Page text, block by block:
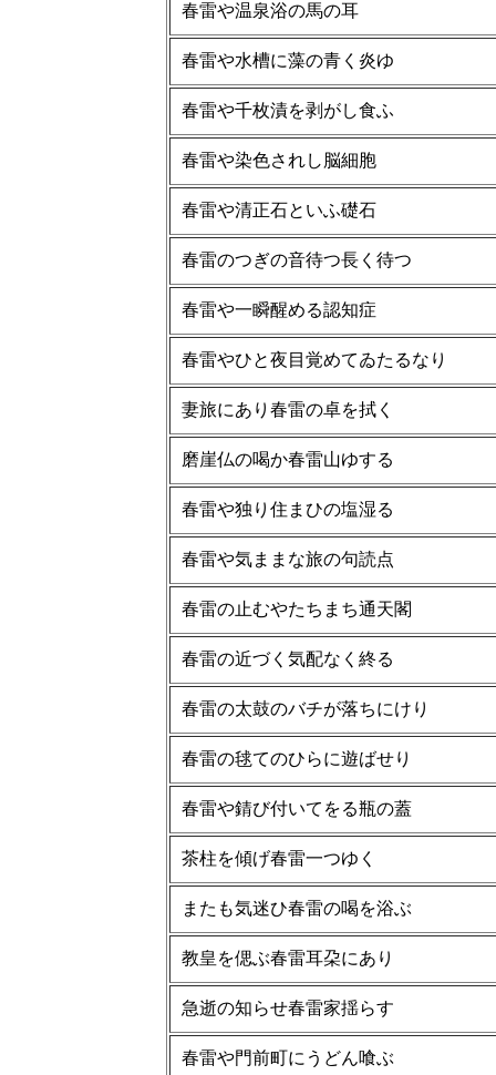
春雷や温泉浴の馬の耳
春雷や水槽に藻の青く炎ゆ
春雷や千枚漬を剥がし食ふ
春雷や染色されし脳細胞
春雷や清正石といふ礎石
春雷のつぎの音待つ長く待つ
春雷や一瞬醒める認知症
春雷やひと夜目覚めてゐたるなり
妻旅にあり春雷の卓を拭く
磨崖仏の喝か春雷山ゆする
春雷や独り住まひの塩湿る
春雷や気ままな旅の句読点
春雷の止むやたちまち通天閣
春雷の近づく気配なく終る
春雷の太鼓のバチが落ちにけり
春雷の毬てのひらに遊ばせり
春雷や錆び付いてをる瓶の蓋
茶柱を傾げ春雷一つゆく
またも気迷ひ春雷の喝を浴ぶ
教皇を偲ぶ春雷耳朶にあり
急逝の知らせ春雷家揺らす
春雷や門前町にうどん喰ぶ